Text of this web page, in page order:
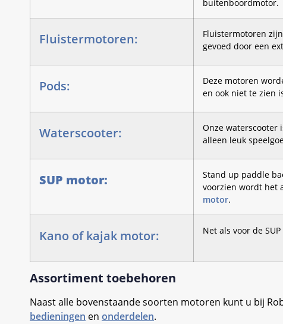
buitenboordmotor.
Fluistermotoren:
Fluistermotoren
gevoed door een
Pods: Deze motoren
en ook niet te zien
Waterscooter:
Onze waterscooter
alleen leuk
SUP motor:
Stand up paddle
voorzien wordt het
motor.
Kano of kajak motor: Net als voor de
Assortiment toebehoren
Naast alle bovenstaande soorten motoren kunt u bij
bedieningen en onderdelen.